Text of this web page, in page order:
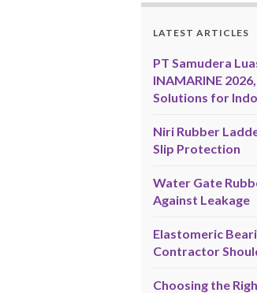
LATEST ARTICLES
PT Samudera
INAMARINE
Solutions for
Niri Rubber
Slip Protection
Water Gate
Against Leakage
Elastomeric
Contractor
Choosing the